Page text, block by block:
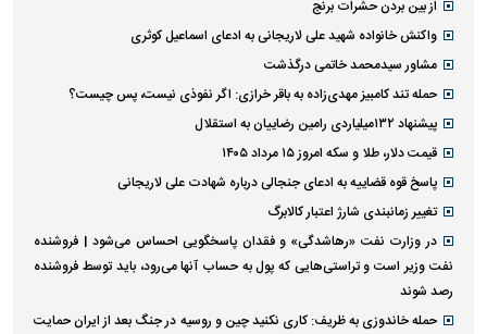
از بین بردن حشرات برنج
واکنش خانواده شهید علی لاریجانی به ادعای اسماعیل کوثری
مشاور سیدمحمد خاتمی درگذشت
حمله تند کامبیز مهدی‌زاده به باقر خرازی: اگر نفوذی نیست، پس چیست؟
پیشنهاد ۱۳۲میلیاردی رامین رضاییان به استقلال
قیمت دلار، طلا و سکه امروز ۱۵ مرداد ۱۴۰۵
پاسخ قوه قضاییه به ادعای جنجالی درباره شهادت علی لاریجانی
تغییر زمانبندی‌ شارژ اعتبار کالابرگ
در وزارت نفت «رهاشدگی» و فقدان پاسخگویی احساس می‌شود | فروشنده
نفت وزیر است و تراستی‌هایی که پول به حساب آنها می‌رود، باید توسط فروشنده
رصد شوند
حمله خاندوزی به ظریف: کاری نکنید چین و روسیه در جنگ بعد از ایران حمایت